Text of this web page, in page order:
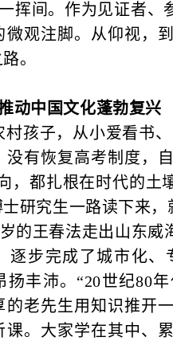
挥间。作为见证者、
微观注脚。从仰视，
。
动中国文化蓬勃复兴
村孩子，从小爱看书
有恢复高考制度，
，都扎根在时代的土
研究生一路读下来
的王春法走出山东
逐步完成了城市化
扬丰沛。“20世纪80
的老先生用知识推开
课。大家学在其中、